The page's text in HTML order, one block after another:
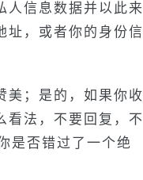
人信息数据并以此来
址，或者你的身份信
美；是的，如果你收
看法，不要回复，不
是否错过了一个绝